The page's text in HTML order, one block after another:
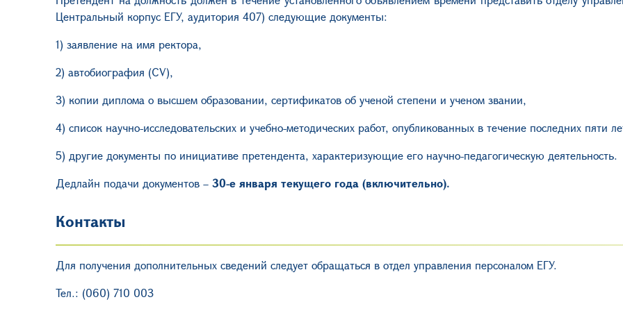
Центральный корпус ЕГУ, аудитория 407) следующие документы:
1) заявление на имя ректора,
2) автобиография (CV),
3) копии диплома о высшем образовании, сертификатов об ученой степени и ученом звании,
4) список научно-исследовательских и учебно-методических работ, опубликованных в течение последних пяти
5) другие документы по инициативе претендента, характеризующие его научно-педагогическую деятельность.
Дедлайн подачи документов – 30-е января текущего года (включительно).
Контакты
Для получения дополнительных сведений следует обращаться в отдел управления персоналом ЕГУ.
Тел.: (060) 710 003